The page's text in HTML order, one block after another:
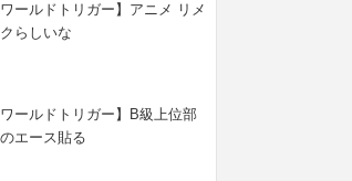
ワールドトリガー】アニメ リメ
らしいな
ワールドトリガー】B級上位部
エース貼る